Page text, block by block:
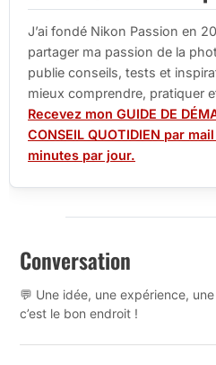
J’ai fondé Nikon Passion en
partager ma passion de la
publie conseils, tests et
mieux comprendre, pratiquer
Recevez mon GUIDE DE
CONSEIL QUOTIDIEN par
minutes par jour.
Conversation
💬 Une idée, une expérience,
c’est le bon endroit !